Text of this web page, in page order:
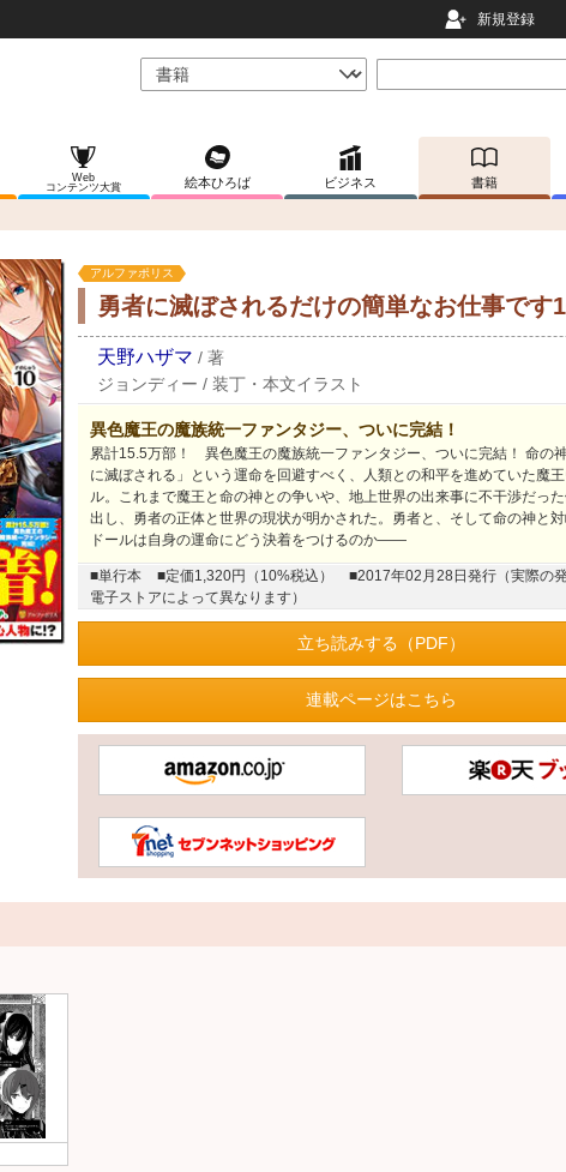
新規登録
Web
コンテンツ大賞
絵本ひろば ビジネス 書籍
アルファポリス
勇者に滅ぼされるだけの簡単なお仕事です
天野ハザマ / 著
ジョンディー / 装丁・本文イラスト
異色魔王の魔族統一ファンタジー、ついに完結！
累計15.5万部！ 異色魔王の魔族統一ファンタジー、ついに完結！ 命の
に滅ぼされる」という運命を回避すべく、人類との和平を進めていた魔
ル。これまで魔王と命の神との争いや、地上世界の出来事に不干渉だっ
出し、勇者の正体と世界の現状が明かされた。勇者と、そして命の神と
ドールは自身の運命にどう決着をつけるのか――
■単行本 ■定価1,320円（10%税込）
■2017年02月28日発行（実際の
電子ストアによって異なります）
立ち読みする（PDF）
連載ページはこちら